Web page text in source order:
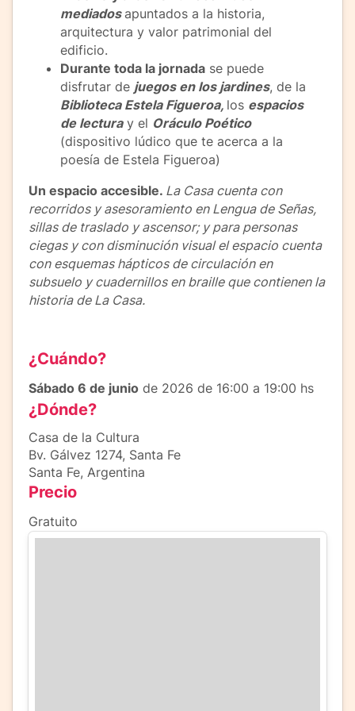
mediadosapuntados a la historia,
arquitectura y valor patrimonial del
edificio.
Durante toda la jornada se puede
disfrutar de juegos en los jardines, de la
Biblioteca Estela Figueroa, los espacios
de lecturay el Oráculo Poético
(dispositivo lúdico que te acerca a la
poesía de Estela Figueroa)
Un espacio accesible. La Casa cuenta con
recorridos y asesoramiento en Lengua de Señas,
sillas de traslado y ascensor; y para personas
ciegas y con disminución visual el espacio cuenta
con esquemas hápticos de circulación en
subsuelo y cuadernillos en braille que contienen la
historia de La Casa.
¿Cuándo?
Sábado 6 de junio de 2026 de 16:00 a 19:00 hs
¿Dónde?
Casa de la Cultura
Bv. Gálvez 1274, Santa Fe
Santa Fe, Argentina
Precio
Gratuito